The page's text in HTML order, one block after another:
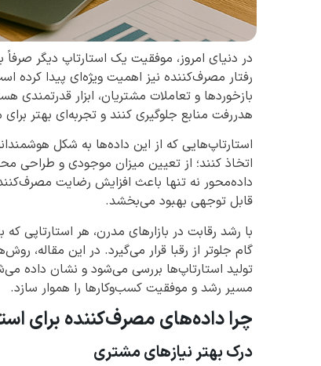
در دنیای امروز، موفقیت یک استارتاپ دیگر
رفتار مصرف‌کننده نیز اهمیت ویژه‌ای پیدا کرده
بازخوردها و تعاملات مشتریان، ابزار
هدررفت منابع جلوگیری کنند و تجربه‌ای بهتر
استارتاپ‌هایی که از این داده‌ها به شکل
اتخاذ کنند؛ از تعیین میزان موجودی و طراحی
داده‌محور نه تنها باعث افزایش رضایت
قابل توجهی بهبود می‌بخشد.
با رشد رقابت در بازارهای مدرن، هر استارتاپی
گام جلوتر از رقبا قرار می‌گیرد. در این مقاله،
تولید استارتاپ‌ها بررسی می‌شود و نشان داده
مسیر رشد و موفقیت کسب‌وکارها را هموار سازد.
چرا داده‌های مصرف‌کننده برای
درک بهتر نیازهای مشتری